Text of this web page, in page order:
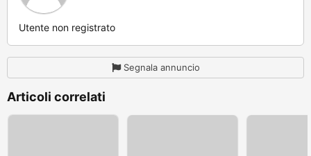
Utente non registrato
Segnala annuncio
Articoli correlati